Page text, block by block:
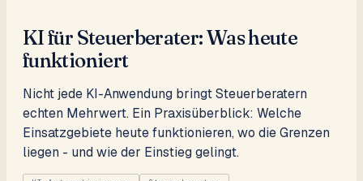
KI für Steuerberater: Was heute
funktioniert
Nicht jede KI-Anwendung bringt Steuerberatern
echten Mehrwert. Ein Praxisüberblick: Welche
Einsatzgebiete heute funktionieren, wo die Grenzen
liegen - und wie der Einstieg gelingt.